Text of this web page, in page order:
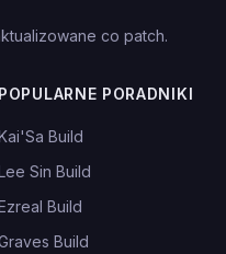
co patch.
POPULARNE PORADNIKI
Build
Sin Build
Build
Build